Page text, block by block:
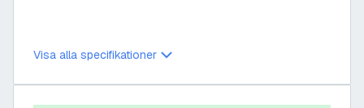
Visa alla specifikationer